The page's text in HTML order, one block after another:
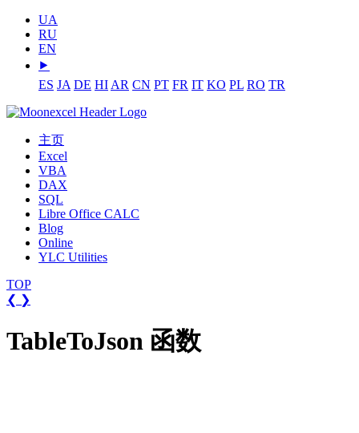
UA
RU
EN
⯈
ES JA DE HI AR CN PT FR IT KO PL RO TR
主页
Excel
VBA
DAX
SQL
Libre Office CALC
Blog
Online
YLC Utilities
TOP
❮ ❯
TableToJson 函数